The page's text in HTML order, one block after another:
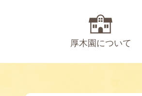
厚木園について